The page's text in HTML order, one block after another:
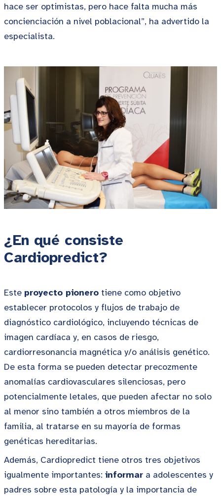
hace ser optimistas, pero hace falta mucha más
concienciación a nivel poblacional”, ha advertido la
especialista.
¿En qué consiste
Cardiopredict?
Este proyecto pionero tiene como objetivo
establecer protocolos y flujos de trabajo de
diagnóstico cardiológico, incluyendo técnicas de
imagen cardíaca y, en casos de riesgo,
cardiorresonancia magnética y/o análisis genético.
De esta forma se pueden detectar precozmente
anomalías cardiovasculares silenciosas, pero
potencialmente letales, que pueden afectar no solo
al menor sino también a otros miembros de la
familia, al tratarse en su mayoría de formas
genéticas hereditarias.
Además, Cardiopredict tiene otros tres objetivos
igualmente importantes: informar a adolescentes y
padres sobre esta patología y la importancia de